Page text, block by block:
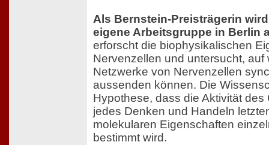
Als Bernstein-Preisträgerin
eigene Arbeitsgruppe in Berlin
erforscht die biophysikalischen
Nervenzellen und untersucht,
Netzwerke von Nervenzellen
aussenden können. Die
Hypothese, dass die Aktivität des
jedes Denken und Handeln
molekularen Eigenschaften
bestimmt wird.